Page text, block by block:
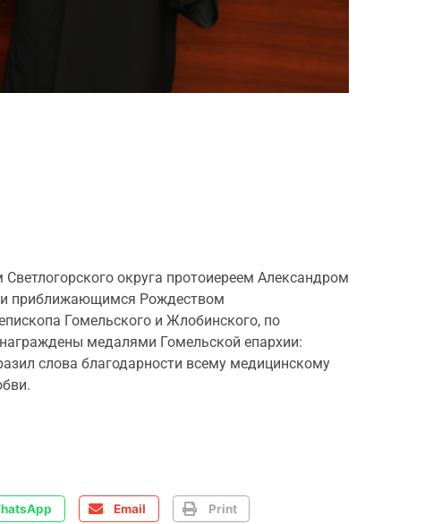
округа протоиереем Александром
и приближающимся Рождеством
Гомельского и Жлобинского, по
медалями Гомельской епархии:
слова благодарности всему медицинскому
Email Print